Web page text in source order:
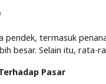
pendek, termasuk
besar. Selain itu,
Pasar